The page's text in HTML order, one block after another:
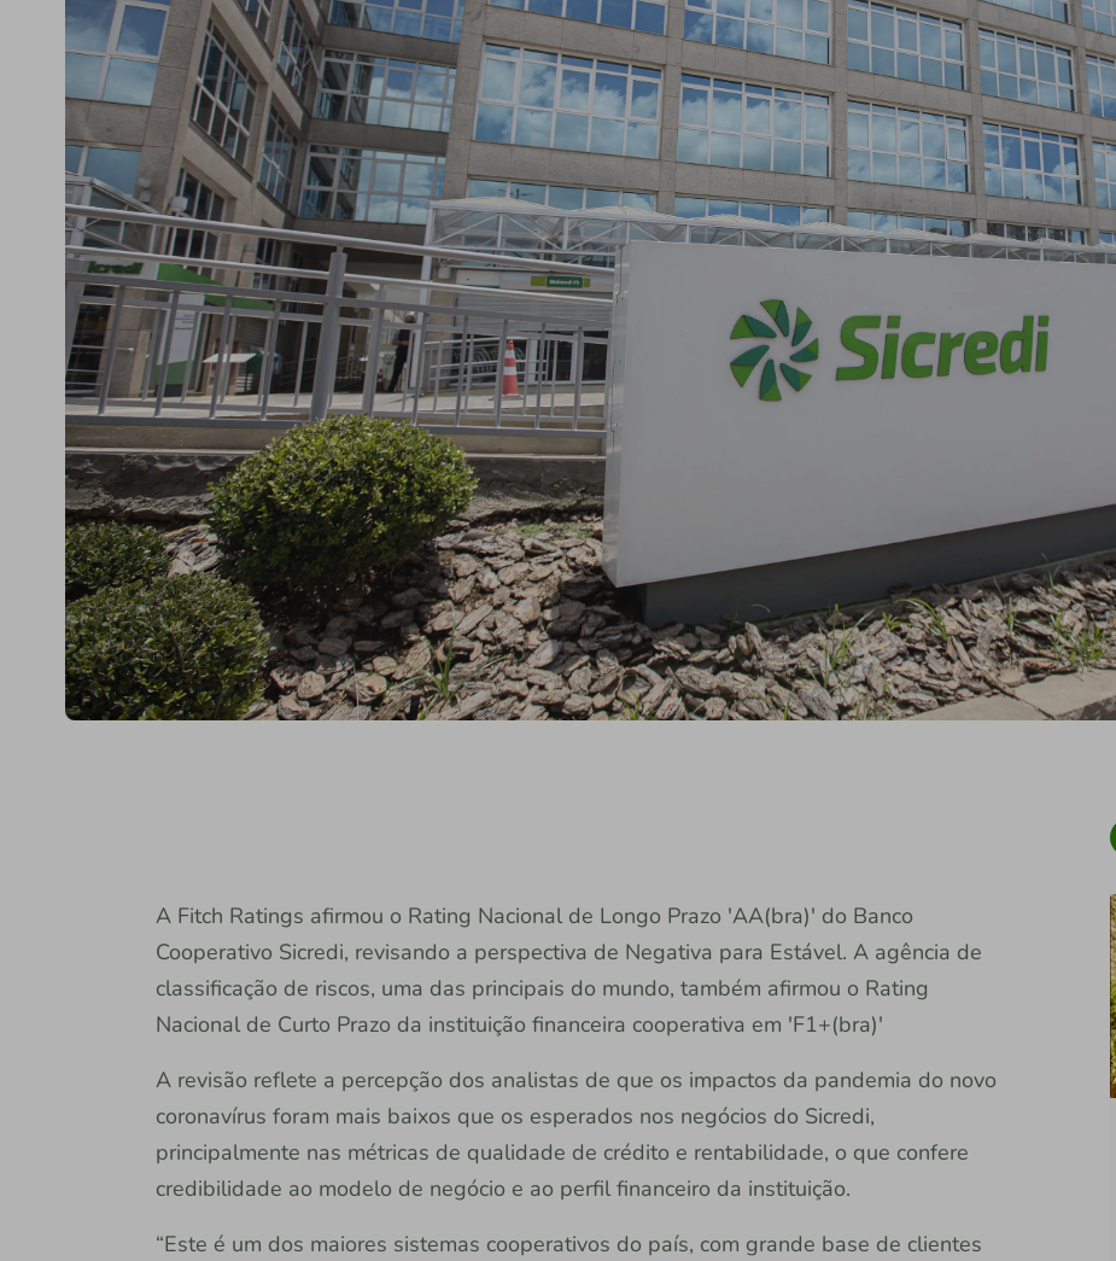
A Fitch Ratings afirmou o Rating Nacional de Longo Prazo 'AA(bra)' do Banco
Cooperativo Sicredi, revisando a perspectiva de Negativa para Estável. A agência de
classificação de riscos, uma das principais do mundo, também afirmou o Rating
Nacional de Curto Prazo da instituição financeira cooperativa em 'F1+(bra)'
A revisão reflete a percepção dos analistas de que os impactos da pandemia do novo
coronavírus foram mais baixos que os esperados nos negócios do Sicredi,
principalmente nas métricas de qualidade de crédito e rentabilidade, o que confere
credibilidade ao modelo de negócio e ao perfil financeiro da instituição.
“Este é um dos maiores sistemas cooperativos do país, com grande base de clientes